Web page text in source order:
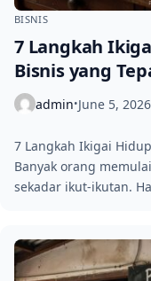
BISNIS
7 Langkah
Bisnis yang
admin•June 5, 2026
7 Langkah Ikigai
Banyak orang
sekadar ikut-ikutan.